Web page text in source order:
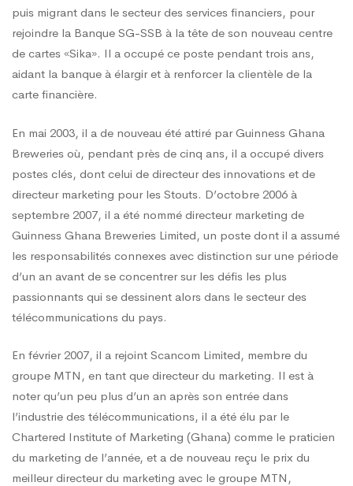
puis migrant dans le secteur des services financiers, pour
rejoindre la Banque SG-SSB à la tête de son nouveau centre
de cartes «Sika». Il a occupé ce poste pendant trois ans,
aidant la banque à élargir et à renforcer la clientèle de la
carte financière.
En mai 2003, il a de nouveau été attiré par Guinness Ghana
Breweries où, pendant près de cinq ans, il a occupé divers
postes clés, dont celui de directeur des innovations et de
directeur marketing pour les Stouts. D’octobre 2006 à
septembre 2007, il a été nommé directeur marketing de
Guinness Ghana Breweries Limited, un poste dont il a assumé
les responsabilités connexes avec distinction sur une période
d’un an avant de se concentrer sur les défis les plus
passionnants qui se dessinent alors dans le secteur des
télécommunications du pays.
En février 2007, il a rejoint Scancom Limited, membre du
groupe MTN, en tant que directeur du marketing. Il est à
noter qu’un peu plus d’un an après son entrée dans
l’industrie des télécommunications, il a été élu par le
Chartered Institute of Marketing (Ghana) comme le praticien
du marketing de l’année, et a de nouveau reçu le prix du
meilleur directeur du marketing avec le groupe MTN,